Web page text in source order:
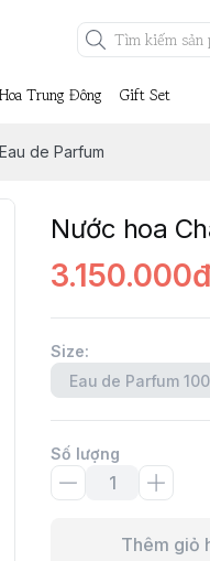
Trung Đông Gift Set
de Parfum
Nước hoa
3.150.000đ
Size:
Eau de Parfum
Số lượng
Thêm giỏ